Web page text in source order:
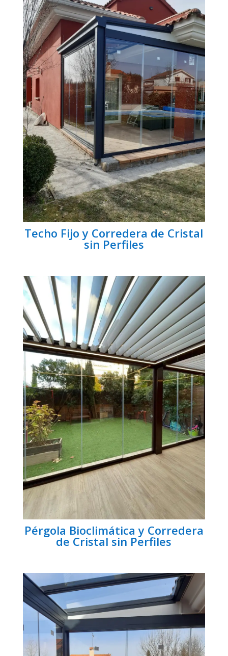
Techo Fijo y Corredera de Cristal
sin Perfiles
Pérgola Bioclimática y Corredera
de Cristal sin Perfiles